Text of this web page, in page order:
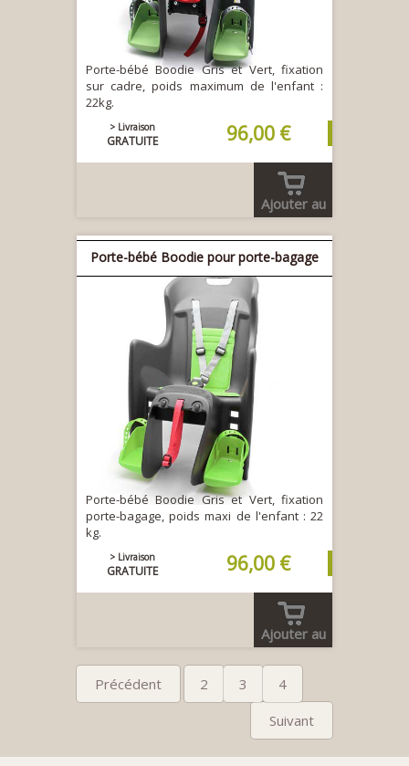
Porte-bébé Boodie Gris et Vert, fixation
sur cadre, poids maximum de l'enfant :
22kg.
> Livraison
GRATUITE 96,00 €
Ajouter au
panier
Porte-bébé Boodie pour porte-bagage
Porte-bébé Boodie Gris et Vert, fixation
porte-bagage, poids maxi de l'enfant : 22
kg.
> Livraison
GRATUITE 96,00 €
Ajouter au
panier
Précédent
2 3
4
Suivant